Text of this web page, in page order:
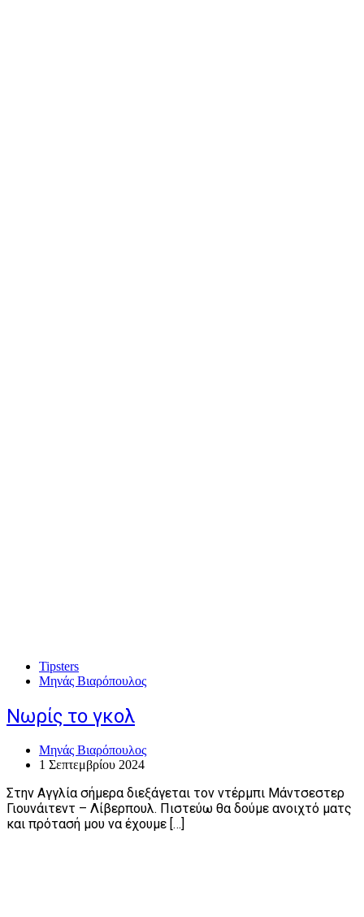
Tipsters
Μηνάς Βιαρόπουλος
Νωρίς το γκολ
Μηνάς Βιαρόπουλος
1 Σεπτεμβρίου 2024
Στην Αγγλία σήμερα διεξάγεται τον ντέρμπι Μάντσεστερ
Γιουνάιτεντ – Λίβερπουλ. Πιστεύω θα δούμε ανοιχτό ματς
και πρότασή μου να έχουμε […]